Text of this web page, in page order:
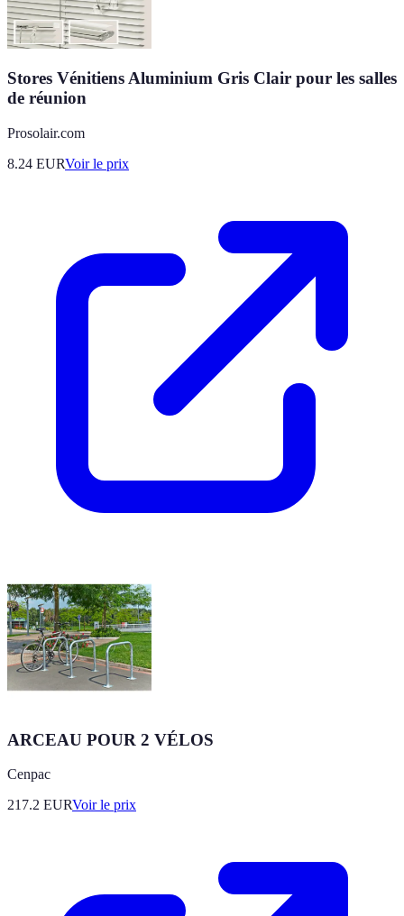
Stores Vénitiens Aluminium Gris Clair pour les salles
de réunion
Prosolair.com
8.24 EURVoir le prix
ARCEAU POUR 2 VÉLOS
Cenpac
217.2 EURVoir le prix